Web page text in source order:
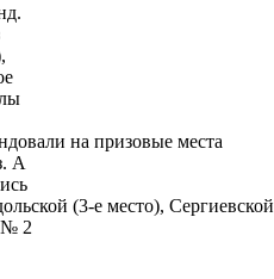
на призовые места
А
(3-е место), Сергиевской
№ 2